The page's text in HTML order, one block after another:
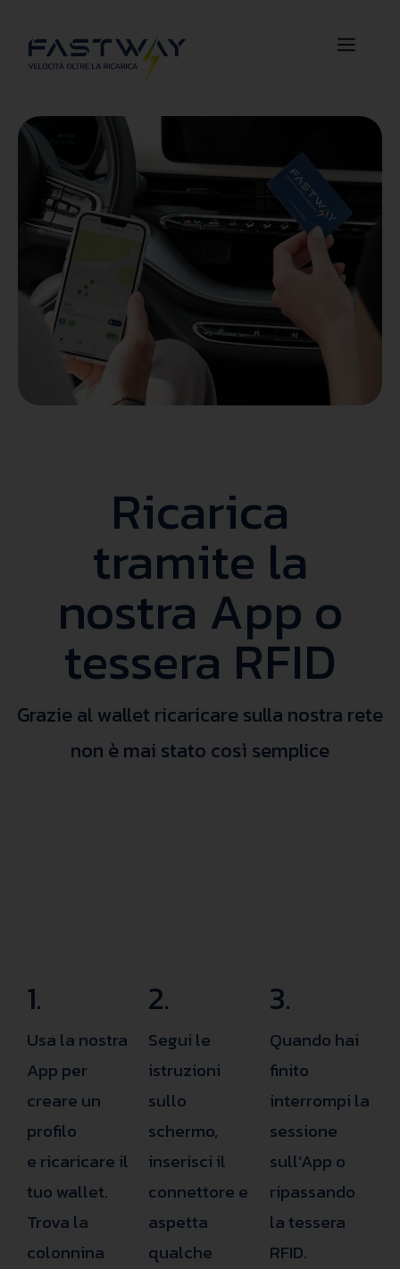
Guida
Ricarica
tramite la
nostra App o
tessera RFID
Grazie al wallet ricaricare sulla nostra rete
non è mai stato così semplice
1.
Usa la nostra
App per
creare un
profilo
e ricaricare il
tuo wallet.
Trova la
colonnina
2.
Segui le
istruzioni
sullo
schermo,
inserisci il
connettore e
aspetta
qualche
3.
Quando hai
finito
interrompi la
sessione
sull’App o
ripassando
la tessera
RFID.